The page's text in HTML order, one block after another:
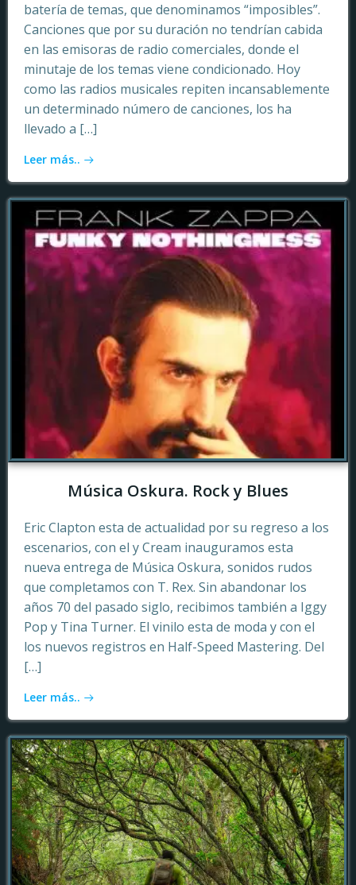
batería de temas, que denominamos “imposibles”.
Canciones que por su duración no tendrían cabida
en las emisoras de radio comerciales, donde el
minutaje de los temas viene condicionado. Hoy
como las radios musicales repiten incansablemente
un determinado número de canciones, los ha
llevado a […]
Leer más..
Música Oskura. Rock y Blues
Eric Clapton esta de actualidad por su regreso a los
escenarios, con el y Cream inauguramos esta
nueva entrega de Música Oskura, sonidos rudos
que completamos con T. Rex. Sin abandonar los
años 70 del pasado siglo, recibimos también a Iggy
Pop y Tina Turner. El vinilo esta de moda y con el
los nuevos registros en Half-Speed Mastering. Del
[…]
Leer más..